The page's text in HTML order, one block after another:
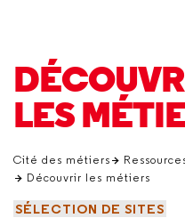
LES
Cité des métiers
Découvrir les métiers
SÉLECTION DE SITES